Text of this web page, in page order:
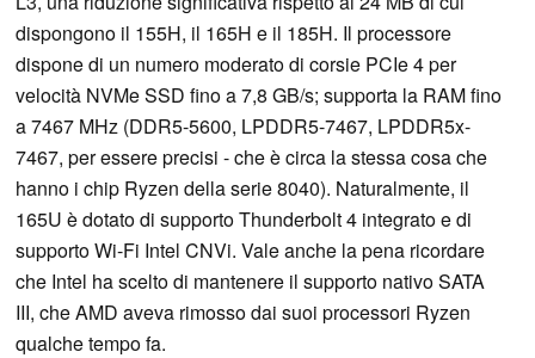
dispongono il 155H, il 165H e il 185H. Il processore
dispone di un numero moderato di corsie PCIe 4 per
velocità NVMe SSD fino a 7,8 GB/s; supporta la RAM fino
a 7467 MHz (DDR5-5600, LPDDR5-7467, LPDDR5x-
7467, per essere precisi - che è circa la stessa cosa che
hanno i chip Ryzen della serie 8040). Naturalmente, il
165U è dotato di supporto Thunderbolt 4 integrato e di
supporto Wi-Fi Intel CNVi. Vale anche la pena ricordare
che Intel ha scelto di mantenere il supporto nativo SATA
III, che AMD aveva rimosso dai suoi processori Ryzen
qualche tempo fa.